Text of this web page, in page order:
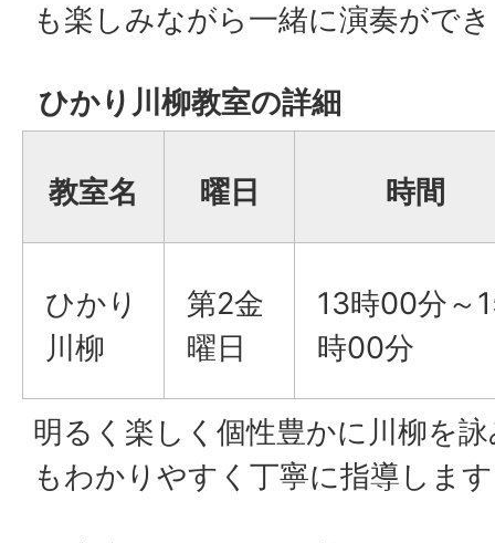
も楽しみながら一緒に演奏がで
ひかり川柳教室の詳細
教室名 曜日 時間
ひかり
川柳
第2金
曜日
13時00分～
時00分
明るく楽しく個性豊かに川柳を
もわかりやすく丁寧に指導しま